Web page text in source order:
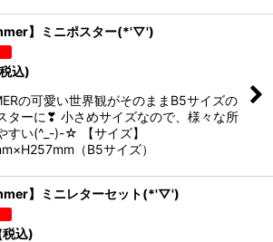
】ミニポスター(*'▽')
込)
の可愛い世界観がそのままB5サイズの
ターに❣ 小さめサイズなので、様々な所
すい(^_-)-☆ 【サイズ】
（B5サイズ）
】ミニレターセット(*'▽')
税込)